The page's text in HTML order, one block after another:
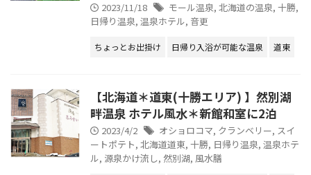
2023/11/18 モール温泉, 北海道の温泉, 十勝,
日帰り温泉, 温泉ホテル, 音更
ちょっとお出掛け 日帰り入浴が可能な温泉 道東
【北海道＊道東(十勝エリア) 】然別湖
畔温泉 ホテル風水＊新館和室に2泊
2023/4/2 オショロコマ, クランベリー, スイ
ートポテト, 北海道道東, 十勝, 日帰り温泉, 温泉ホテ
ル, 源泉かけ流し, 然別湖, 風水膳